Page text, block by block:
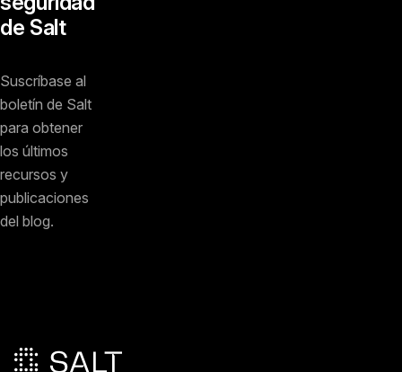
de Salt
Suscríbase al
boletín de Salt
para obtener
los últimos
recursos y
publicaciones
del blog.